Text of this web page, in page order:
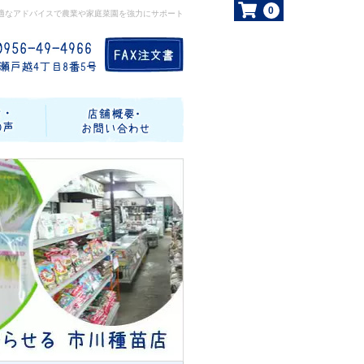
アドバイスで農業や家庭菜園を強力にサポート 0